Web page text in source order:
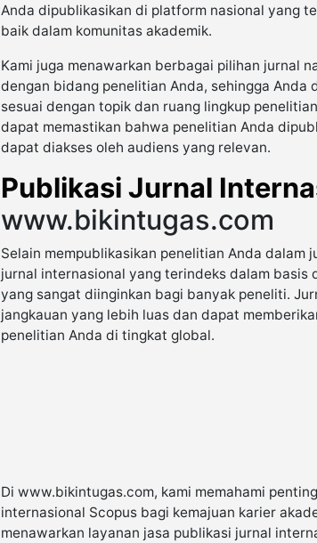
Anda dipublikasikan di platform nasional yang
baik dalam komunitas akademik.
Kami juga menawarkan berbagai pilihan jurnal
dengan bidang penelitian Anda, sehingga Anda
sesuai dengan topik dan ruang lingkup
dapat memastikan bahwa penelitian Anda
dapat diakses oleh audiens yang relevan.
Publikasi Jurnal
www.bikintugas.com
Selain mempublikasikan penelitian Anda dalam
jurnal internasional yang terindeks dalam basis
yang sangat diinginkan bagi banyak peneliti.
jangkauan yang lebih luas dan dapat
penelitian Anda di tingkat global.
Di www.bikintugas.com, kami memahami
internasional Scopus bagi kemajuan karier
menawarkan layanan jasa publikasi jurnal